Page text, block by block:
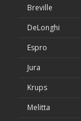
Breville
DeLonghi
Espro
Jura
Krups
Melitta